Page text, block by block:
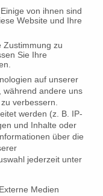
posuere
Praesent
vitae
orci
von ihnen sind
Website und Ihre
Zustimmung zu
Sie Ihre
auf unserer
während andere uns
verbessern.
werden (z. B. IP-
und Inhalte oder
über die
jederzeit unter
Externe Medien